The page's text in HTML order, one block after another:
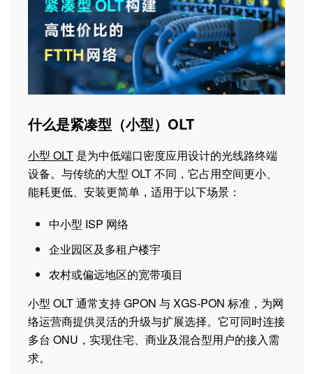
什么是紧凑型（小型）OLT
小型 OLT 是为中低端口密度应用设计的光线路终端
设备。与传统的大型 OLT 不同，它占用空间更小、
能耗更低、安装更简单，适用于以下场景：
中小型 ISP 网络
企业园区及多租户楼宇
农村或偏远地区的宽带项目
小型 OLT 通常支持 GPON 与 XGS-PON 标准，为网
络运营商提供灵活的升级与扩展选择。它可同时连接
多台 ONU，实现住宅、商业及混合型用户的接入需
求。